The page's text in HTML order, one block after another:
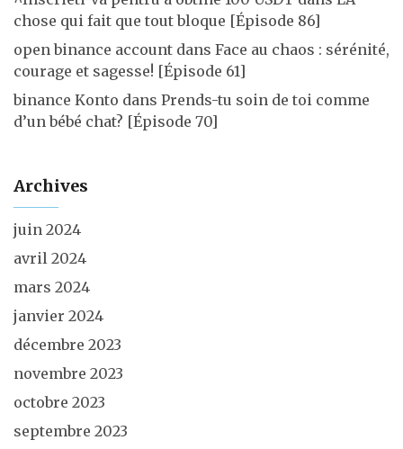
chose qui fait que tout bloque [Épisode 86]
open binance account dans Face au chaos : sérénité,
courage et sagesse! [Épisode 61]
binance Konto dans Prends-tu soin de toi comme
d’un bébé chat? [Épisode 70]
Archives
juin 2024
avril 2024
mars 2024
janvier 2024
décembre 2023
novembre 2023
octobre 2023
septembre 2023